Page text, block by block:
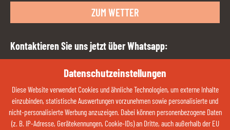
Datenschutzeinstellungen
Diese Website verwendet Cookies und ähnliche Technologien, um externe Inhalte
einzubinden, statistische Auswertungen vorzunehmen sowie personalisierte und
nicht-personalisierte Werbung anzuzeigen. Dabei können personenbezogene Daten
(z. B. IP-Adresse, Gerätekennungen, Cookie-IDs) an Dritte, auch außerhalb der EU
ZUM WETTER
Kontaktieren Sie uns jetzt über Whatsapp:
QR-CODE ÖFFNEN
Teilen Sie Ihre Glücksmomente: